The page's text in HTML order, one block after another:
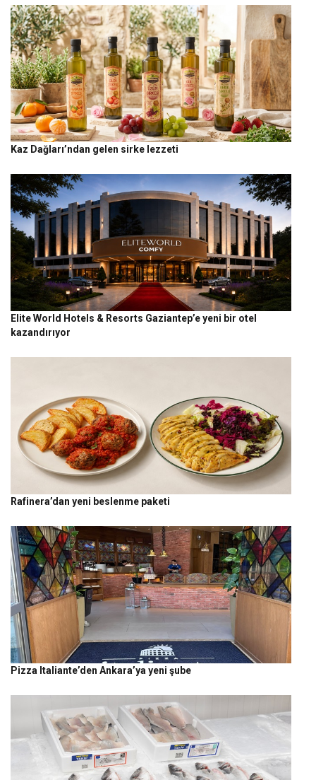
Kaz Dağları’ndan gelen sirke lezzeti
Elite World Hotels & Resorts Gaziantep’e yeni bir otel
kazandırıyor
Rafinera’dan yeni beslenme paketi
Pizza Italiante’den Ankara’ya yeni şube